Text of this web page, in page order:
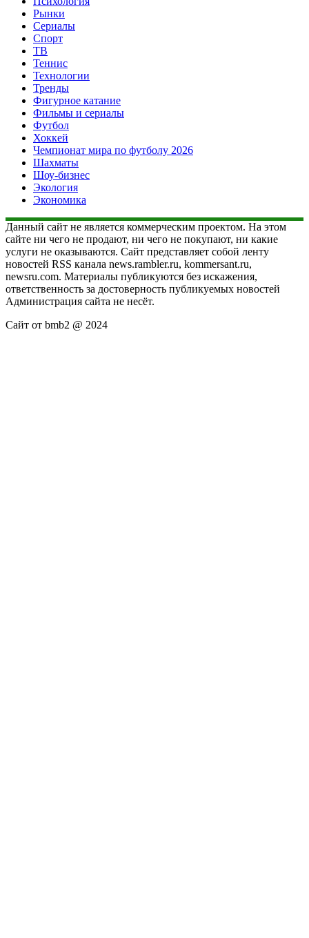
Рынки
Сериалы
Спорт
ТВ
Теннис
Технологии
Тренды
Фигурное катание
Фильмы и сериалы
Футбол
Хоккей
Чемпионат мира по футболу 2026
Шахматы
Шоу-бизнес
Экология
Экономика
Данный сайт не является коммерческим проектом. На этом
сайте ни чего не продают, ни чего не покупают, ни какие
услуги не оказываются. Сайт представляет собой ленту
новостей RSS канала news.rambler.ru, kommersant.ru,
newsru.com. Материалы публикуются без искажения,
ответственность за достоверность публикуемых новостей
Администрация сайта не несёт.
Сайт от bmb2 @ 2024